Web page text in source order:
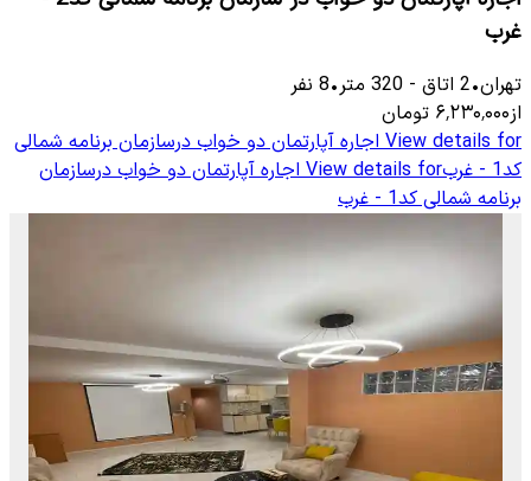
غرب
تهران•
2 اتاق -
320 متر•
8 نفر
از۶٬۲۳۰٬۰۰۰ تومان
View details for اجاره آپارتمان دو خواب درسازمان برنامه شمالی
کد1 - غرب
View details for اجاره آپارتمان دو خواب درسازمان
برنامه شمالی کد1 - غرب